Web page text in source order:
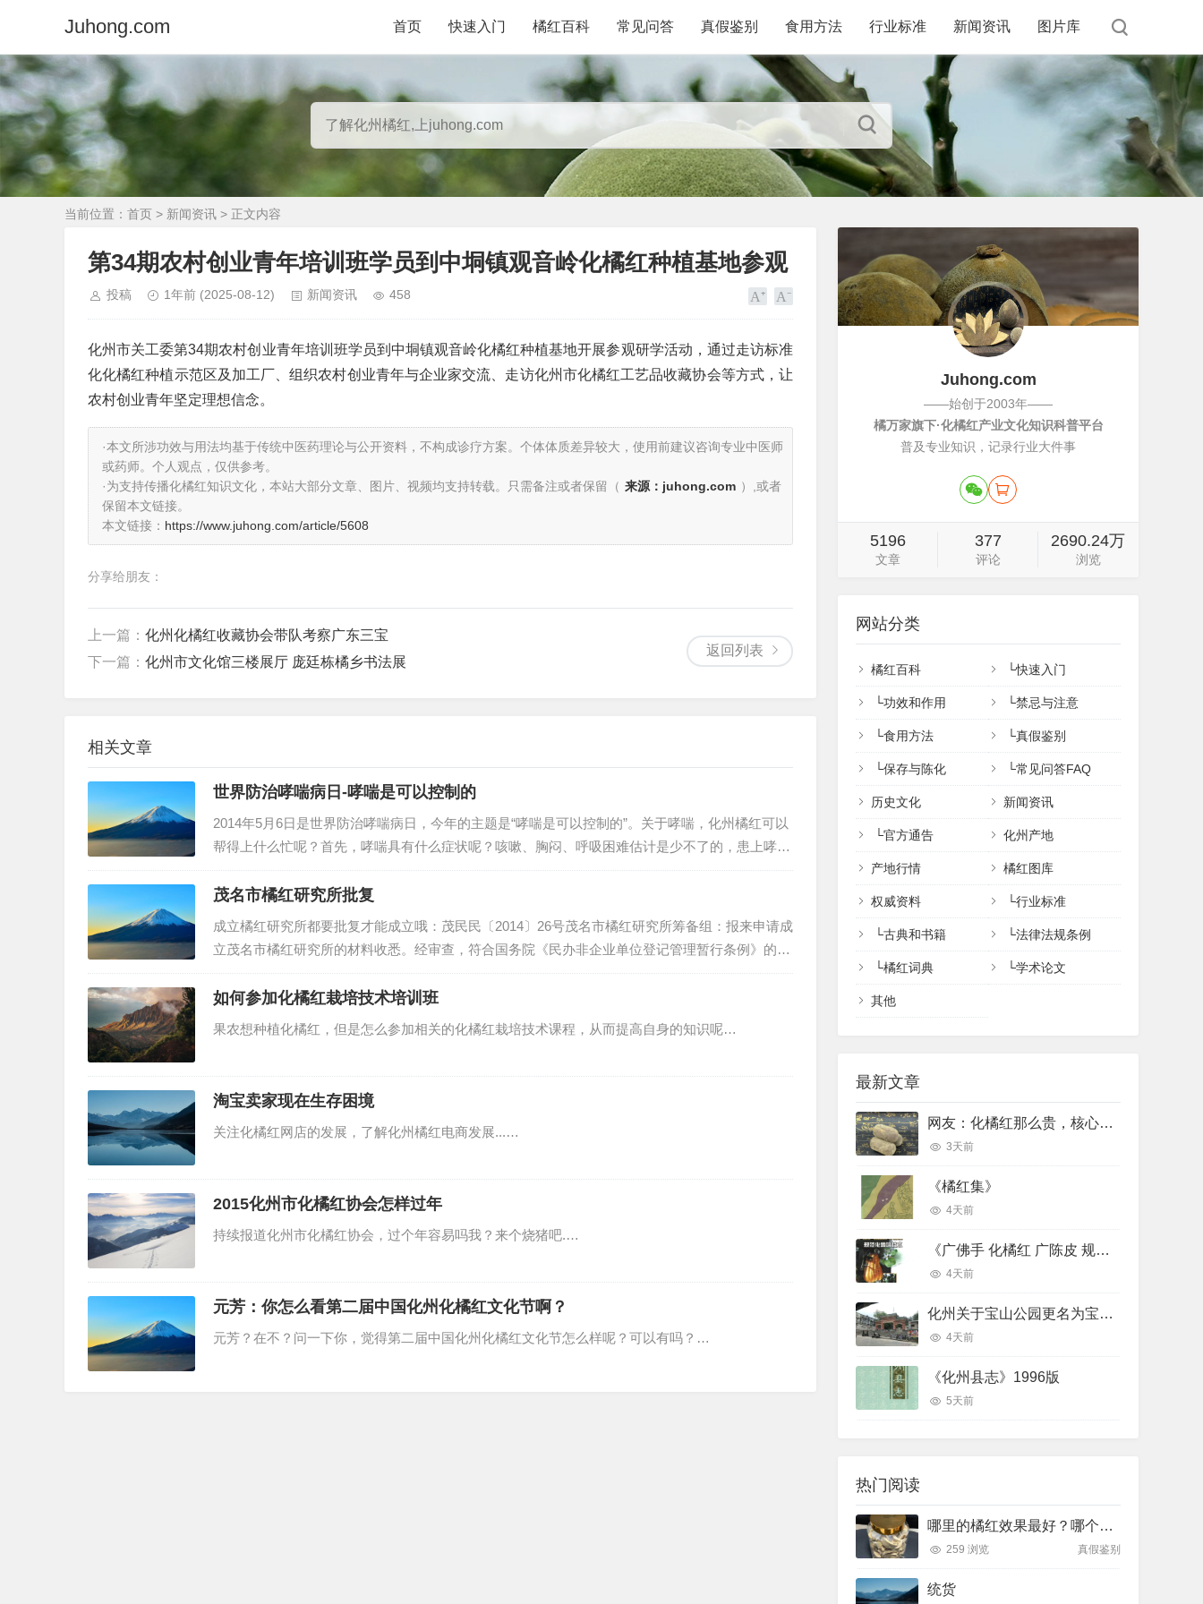
Juhong.com 首页 快速入门 橘红百科 常见问答 真假鉴别 食用方法 行业标准 新闻资讯 图片库
当前位置： 首页 > 新闻资讯 > 正文内容
第34期农村创业青年培训班学员到中垌镇观音岭化橘红种植基地参观
投稿 1年前 (2025-08-12) 新闻资讯 458
化州市关工委第34期农村创业青年培训班学员到中垌镇观音岭化橘红种植基地开展参观研学活动，通过走访标准
化化橘红种植示范区及加工厂、组织农村创业青年与企业家交流、走访化州市化橘红工艺品收藏协会等方式，让
农村创业青年坚定理想信念。
·本文所涉功效与用法均基于传统中医药理论与公开资料，不构成诊疗方案。个体体质差异较大，使用前建议咨询专业中医师
或药师。个人观点，仅供参考。
·为支持传播化橘红知识文化，本站大部分文章、图片、视频均支持转载。只需备注或者保留（ 来源：juhong.com ）,或者
保留本文链接。
本文链接： https://www.juhong.com/article/5608
分享给朋友：
返回列表
上一篇： 化州化橘红收藏协会带队考察广东三宝
下一篇： 化州市文化馆三楼展厅 庞廷栋橘乡书法展
相关文章
世界防治哮喘病日-哮喘是可以控制的
2014年5月6日是世界防治哮喘病日，今年的主题是“哮喘是可以控制的”。关于哮喘，化州橘红可以
帮得上什么忙呢？首先，哮喘具有什么症状呢？咳嗽、胸闷、呼吸困难估计是少不了的，患上哮喘
的病人真心的辛苦。特别地，在当今灰霾天气时刻发生的世界里，很多诱因在诱发着哮喘。现状
是，目前我国哮喘患者估计有2000万…
茂名市橘红研究所批复
成立橘红研究所都要批复才能成立哦：茂民民〔2014〕26号茂名市橘红研究所筹备组：报来申请成
立茂名市橘红研究所的材料收悉。经审查，符合国务院《民办非企业单位登记管理暂行条例》的规
定，同意茂名市橘红研究所成立登记，具备法人资格，发给《民办非企业单位（法人）登记证
书》。请按有关规定履行民办非企业单位法人…
如何参加化橘红栽培技术培训班
果农想种植化橘红，但是怎么参加相关的化橘红栽培技术课程，从而提高自身的知识呢…
淘宝卖家现在生存困境
关注化橘红网店的发展，了解化州橘红电商发展...…
2015化州市化橘红协会怎样过年
持续报道化州市化橘红协会，过个年容易吗我？来个烧猪吧.…
元芳：你怎么看第二届中国化州化橘红文化节啊？
元芳？在不？问一下你，觉得第二届中国化州化橘红文化节怎么样呢？可以有吗？…
Juhong.com
——始创于2003年——
橘万家旗下·化橘红产业文化知识科普平台
普及专业知识，记录行业大件事
5196
文章
377
评论
2690.24万
浏览
网站分类
橘红百科 └快速入门
└功效和作用 └禁忌与注意
└食用方法 └真假鉴别
└保存与陈化 └常见问答FAQ
历史文化 新闻资讯
└官方通告 化州产地
产地行情 橘红图库
权威资料 └行业标准
└古典和书籍 └法律法规条例
└橘红词典 └学术论文
其他
最新文章
网友：化橘红那么贵，核心功效完全可以用便宜的橘红、陈皮完美代替吗？
3天前
《橘红集》
4天前
《广佛手 化橘红 广陈皮 规范化栽培技术》
4天前
化州关于宝山公园更名为宝山贡园的征求意见稿
4天前
《化州县志》1996版
5天前
热门阅读
哪里的橘红效果最好？哪个产地排名最前面
259 浏览 真假鉴别
统货